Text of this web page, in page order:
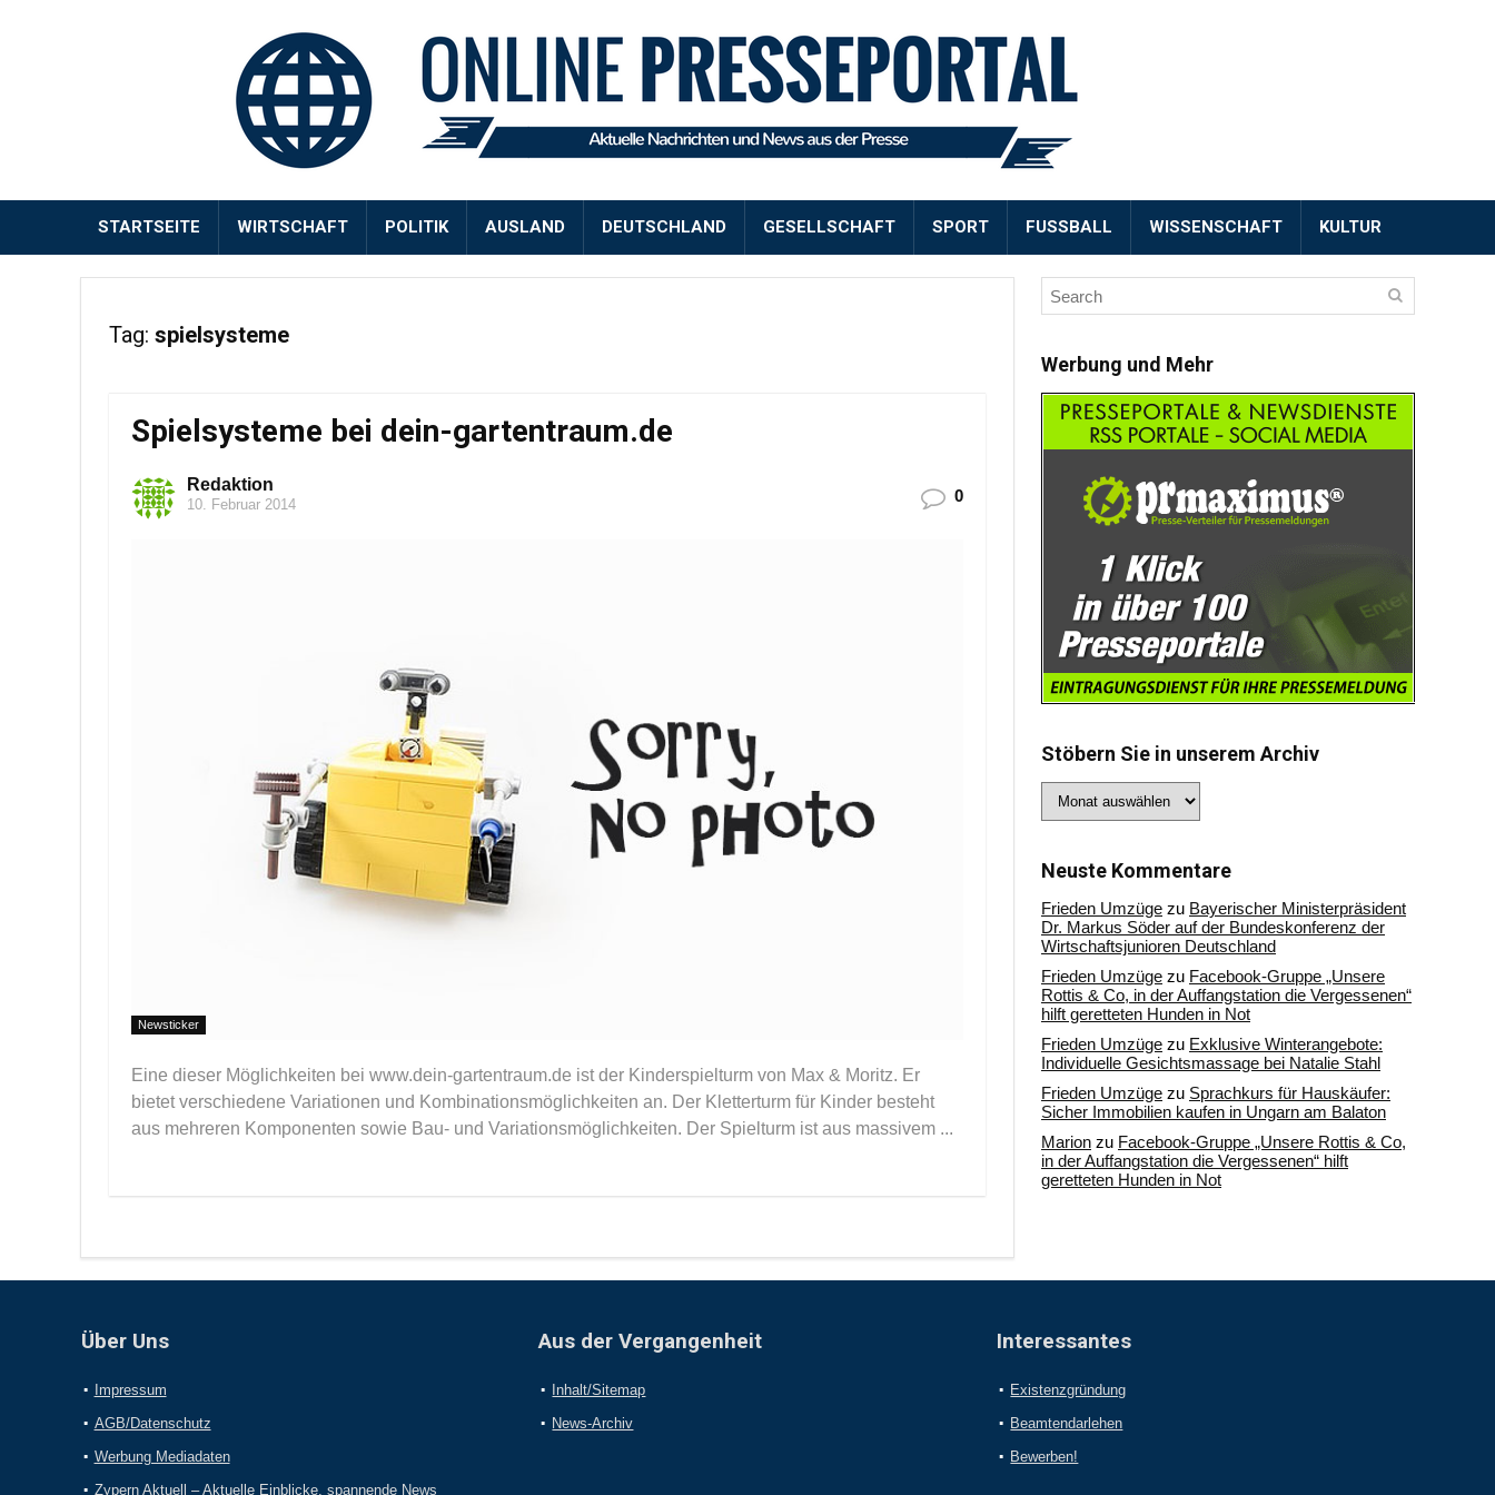
STARTSEITE WIRTSCHAFT POLITIK AUSLAND DEUTSCHLAND GESELLSCHAFT SPORT FUSSBALL WISSENSCHAFT KULTUR
Tag: spielsysteme
Spielsysteme bei dein-gartentraum.de
Redaktion
10. Februar 2014 0
Newsticker
Eine dieser Möglichkeiten bei www.dein-gartentraum.de ist der Kinderspielturm von Max & Moritz. Er
bietet verschiedene Variationen und Kombinationsmöglichkeiten an. Der Kletterturm für Kinder besteht
aus mehreren Komponenten sowie Bau- und Variationsmöglichkeiten. Der Spielturm ist aus massivem ...
Werbung und Mehr
Stöbern Sie in unserem Archiv
Sie
Archiv
Neuste Kommentare
Frieden Umzüge zu Bayerischer Ministerpräsident
Dr. Markus Söder auf der Bundeskonferenz der
Wirtschaftsjunioren Deutschland
Frieden Umzüge zu Facebook-Gruppe „Unsere
Rottis & Co, in der Auffangstation die Vergessenen“
hilft geretteten Hunden in Not
Frieden Umzüge zu Exklusive Winterangebote:
Individuelle Gesichtsmassage bei Natalie Stahl
Frieden Umzüge zu Sprachkurs für Hauskäufer:
Sicher Immobilien kaufen in Ungarn am Balaton
Marion zu Facebook-Gruppe „Unsere Rottis & Co,
in der Auffangstation die Vergessenen“ hilft
geretteten Hunden in Not
Über Uns
Impressum
AGB/Datenschutz
Werbung Mediadaten
Zypern Aktuell – Aktuelle Einblicke, spannende News
Aus der Vergangenheit
Inhalt/Sitemap
News-Archiv
Interessantes
Existenzgründung
Beamtendarlehen
Bewerben!